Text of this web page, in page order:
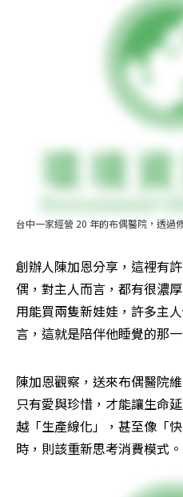
台中一家經營 20 年的布偶醫院，透過
創辦人陳加恩分享，這裡有
偶，對主人而言，都有很濃
用能買兩隻新娃娃，許多主
言，這就是陪伴他睡覺的那一
陳加恩觀察，送來布偶醫院
只有愛與珍惜，才能讓生命
越「生產線化」，甚至像「
時，則該重新思考消費模式。